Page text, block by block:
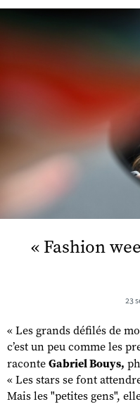
« Fashion
23
« Les grands défilés de
c’est un peu comme les
raconte Gabriel Bouys,
« Les stars se font
Mais les "petites gens",